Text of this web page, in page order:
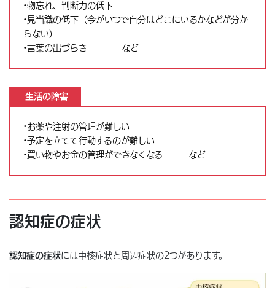
•物忘れ、判断力の低下
•見当識の低下（今がいつで自分はどこにいるかなどが分か
らない）
•言葉の出づらさ など
生活の障害
•お薬や注射の管理が難しい
•予定を立てて行動するのが難しい
•買い物やお金の管理ができなくなる など
認知症の症状
認知症の症状には中核症状と周辺症状の2つがあります。